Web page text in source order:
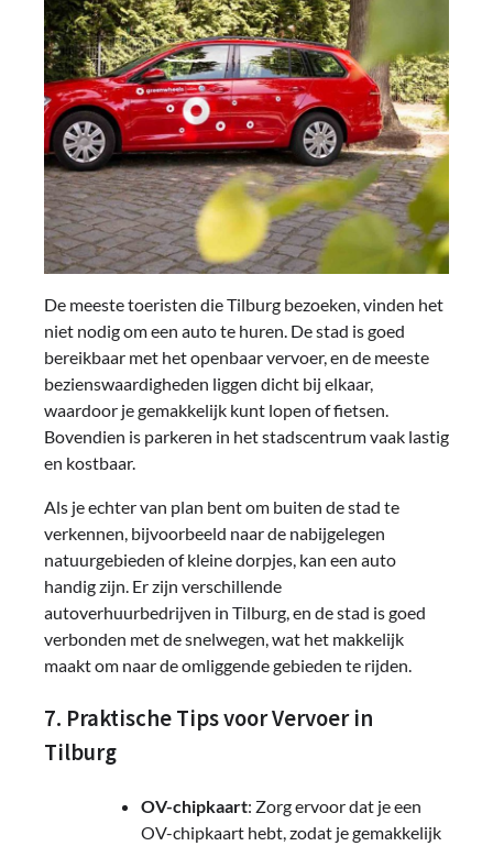
De meeste toeristen die Tilburg bezoeken, vinden het
niet nodig om een auto te huren. De stad is goed
bereikbaar met het openbaar vervoer, en de meeste
bezienswaardigheden liggen dicht bij elkaar,
waardoor je gemakkelijk kunt lopen of fietsen.
Bovendien is parkeren in het stadscentrum vaak lastig
en kostbaar.
Als je echter van plan bent om buiten de stad te
verkennen, bijvoorbeeld naar de nabijgelegen
natuurgebieden of kleine dorpjes, kan een auto
handig zijn. Er zijn verschillende
autoverhuurbedrijven in Tilburg, en de stad is goed
verbonden met de snelwegen, wat het makkelijk
maakt om naar de omliggende gebieden te rijden.
7. Praktische Tips voor Vervoer in
Tilburg
OV-chipkaart: Zorg ervoor dat je een
OV-chipkaart hebt, zodat je gemakkelijk